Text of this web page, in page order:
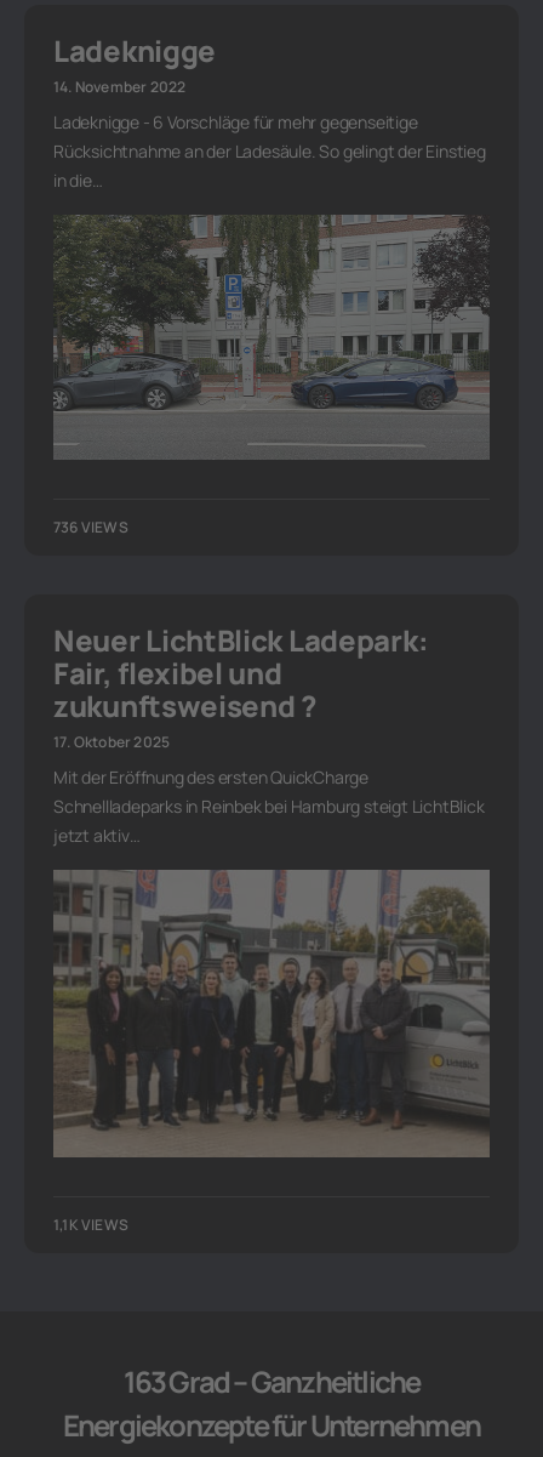
Ladeknigge
14. November 2022
Ladeknigge - 6 Vorschläge für mehr gegenseitige
Rücksichtnahme an der Ladesäule. So gelingt der Einstieg
in die…
736 VIEWS
Neuer LichtBlick Ladepark:
Fair, flexibel und
zukunftsweisend ?
17. Oktober 2025
Mit der Eröffnung des ersten QuickCharge
Schnellladeparks in Reinbek bei Hamburg steigt LichtBlick
jetzt aktiv…
1,1K VIEWS
163 Grad – Ganzheitliche
Energiekonzepte für Unternehmen